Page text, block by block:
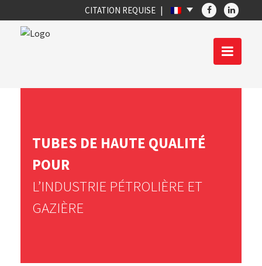
CITATION REQUISE
TUBES DE HAUTE QUALITÉ
POUR
L’INDUSTRIE PÉTROLIÈRE ET
GAZIÈRE